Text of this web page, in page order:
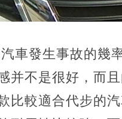
車發生事故的幾
并不是很好，而
比較適合代步的